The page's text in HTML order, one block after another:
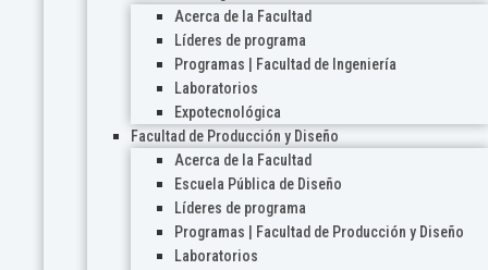
Acerca de la Facultad
Líderes de programa
Programas | Facultad de Ingeniería
Laboratorios
Expotecnológica
Facultad de Producción y Diseño
Acerca de la Facultad
Escuela Pública de Diseño
Líderes de programa
Programas | Facultad de Producción y Diseño
Laboratorios